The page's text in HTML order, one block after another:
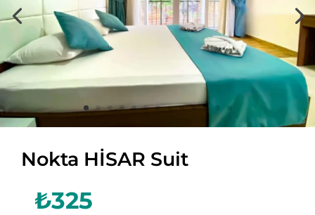
Nokta HİSAR Suit
₺325